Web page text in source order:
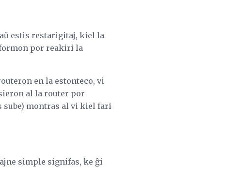
estis restarigitaj, kiel la
por reakiri la
en la estonteco, vi
al la router por
sube) montras al vi kiel fari
simple signifas, ke ĝi